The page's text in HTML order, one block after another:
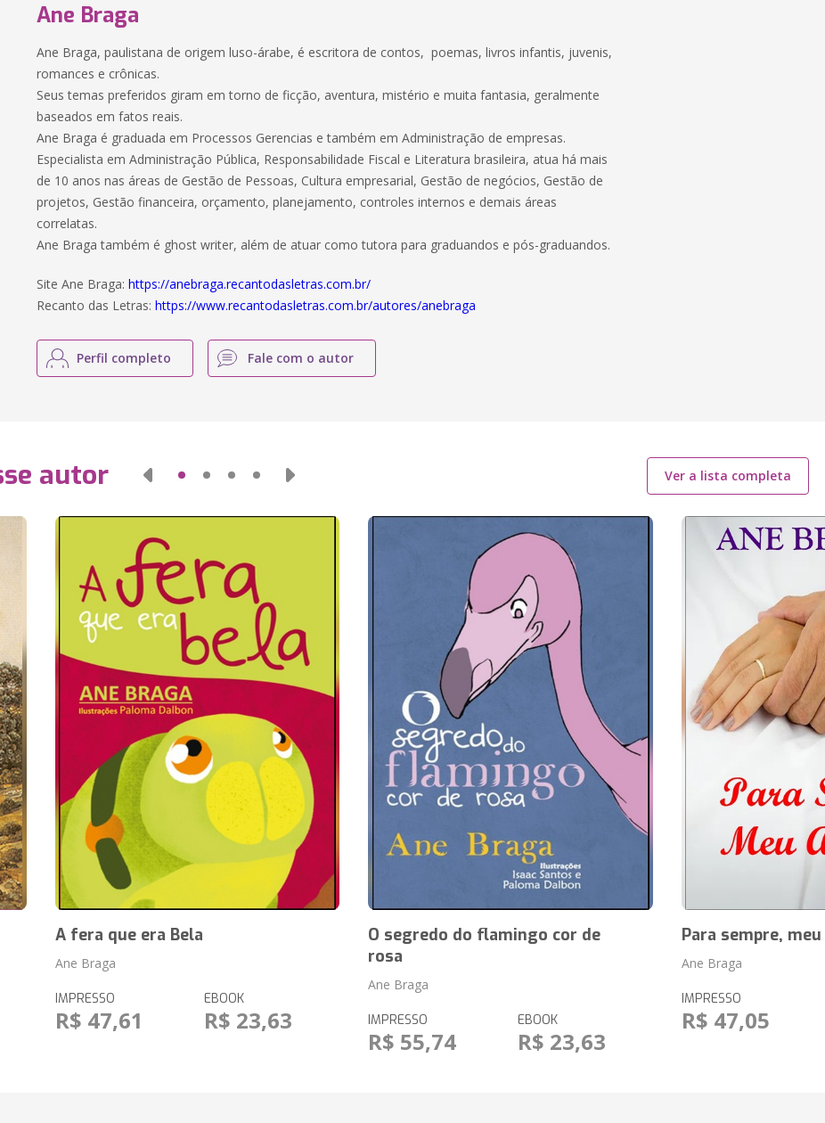
Ane Braga
Ane Braga, paulistana de origem luso-árabe, é escritora de contos, poemas, livros infantis, juvenis,
romances e crônicas.
Seus temas preferidos giram em torno de ficção, aventura, mistério e muita fantasia, geralmente
baseados em fatos reais.
Ane Braga é graduada em Processos Gerencias e também em Administração de empresas.
Especialista em Administração Pública, Responsabilidade Fiscal e Literatura brasileira, atua há mais
de 10 anos nas áreas de Gestão de Pessoas, Cultura empresarial, Gestão de negócios, Gestão de
projetos, Gestão financeira, orçamento, planejamento, controles internos e demais áreas
correlatas.
Ane Braga também é ghost writer, além de atuar como tutora para graduandos e pós-graduandos.
Site Ane Braga:https://anebraga.recantodasletras.com.br/
Recanto das Letras:https://www.recantodasletras.com.br/autores/anebraga
Perfil completo Fale com o autor
autor Ver a lista completa
A fera que era Bela
Ane Braga
IMPRESSO
R$ 47,61
EBOOK
R$ 23,63
O segredo do flamingo cor de
rosa
Ane Braga
IMPRESSO
R$ 55,74
EBOOK
R$ 23,63
Para sempre,
Ane Braga
IMPRESSO
R$ 47,05